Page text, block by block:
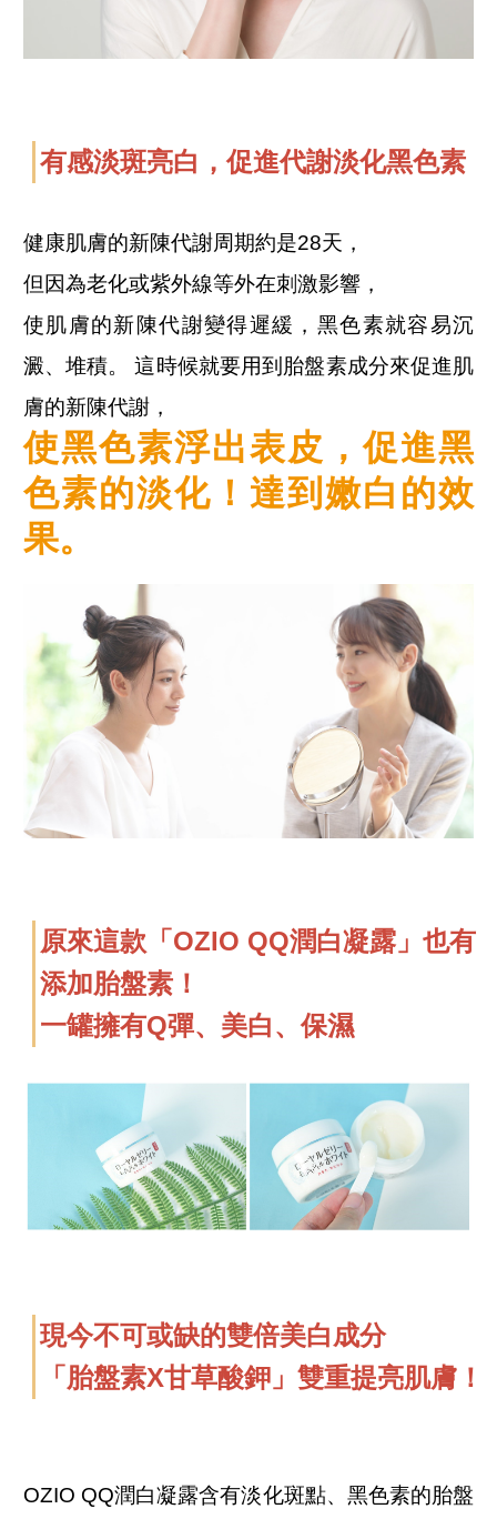
有感淡斑亮白，促進代謝淡化黑色素
健康肌膚的新陳代謝周期約是28天，
但因為老化或紫外線等外在刺激影響，
使肌膚的新陳代謝變得遲緩，黑色素就容易沉
澱、堆積。 這時候就要用到胎盤素成分來促進肌
膚的新陳代謝，
使黑色素浮出表皮，促進⿊
⾊素的淡化！達到嫩白的效
果。
原來這款「OZIO QQ潤白凝露」也有
添加胎盤素！
一罐擁有Q彈、美白、保濕
現今不可或缺的雙倍美白成分
「胎盤素X甘草酸鉀」雙重提亮肌膚！
OZIO QQ潤⽩凝露含有淡化斑點、黑色素的胎盤